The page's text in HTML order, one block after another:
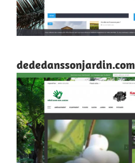
dededanssonjardin.com